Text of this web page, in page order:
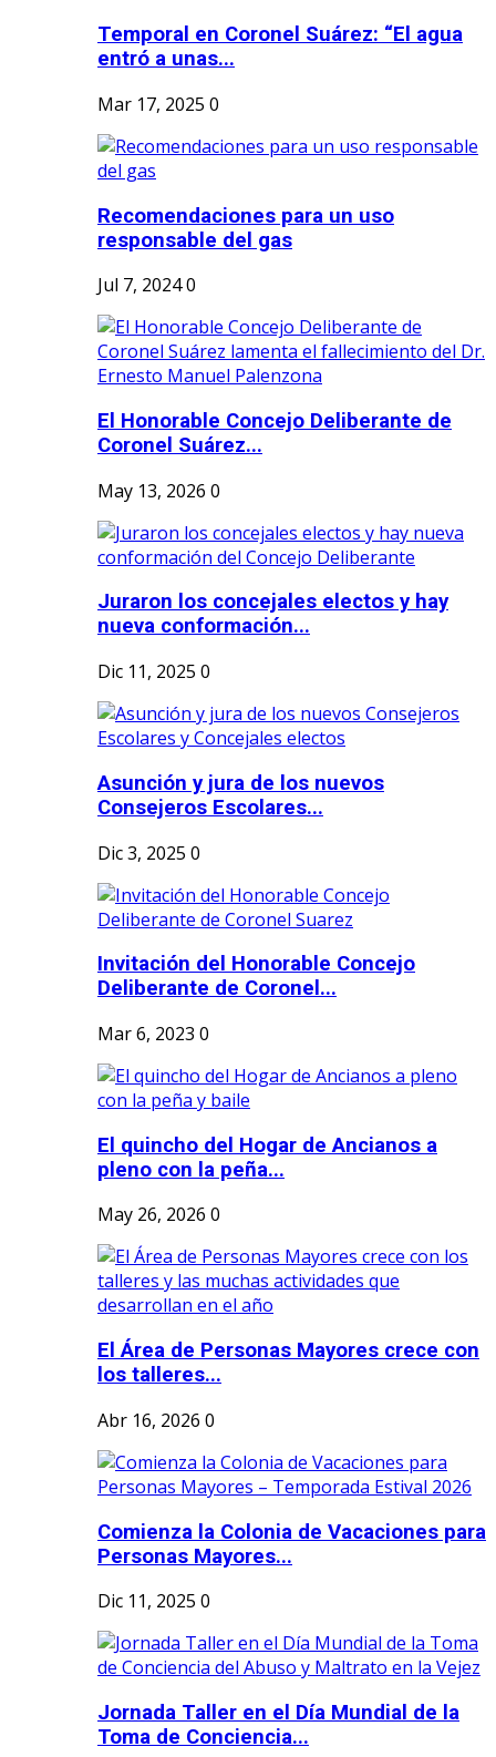
Temporal en Coronel Suárez: “El agua
entró a unas...
Mar 17, 2025 0
Recomendaciones para un uso
responsable del gas
Jul 7, 20240
El Honorable Concejo Deliberante de
Coronel Suárez...
May 13, 2026 0
Juraron los concejales electos y hay
nueva conformación...
Dic 11, 2025 0
Asunción y jura de los nuevos
Consejeros Escolares...
Dic 3, 2025 0
Invitación del Honorable Concejo
Deliberante de Coronel...
Mar 6, 2023 0
El quincho del Hogar de Ancianos a
pleno con la peña...
May 26, 2026 0
El Área de Personas Mayores crece con
los talleres...
Abr 16, 2026 0
Comienza la Colonia de Vacaciones para
Personas Mayores...
Dic 11, 2025 0
Jornada Taller en el Día Mundial de la
Toma de Conciencia...